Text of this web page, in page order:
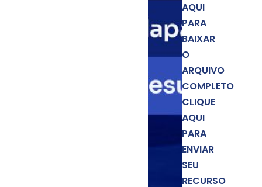
AQUI
PARA
BAIXAR
O
ARQUIVO
COMPLETO
CLIQUE
AQUI
PARA
ENVIAR
SEU
RECURSO